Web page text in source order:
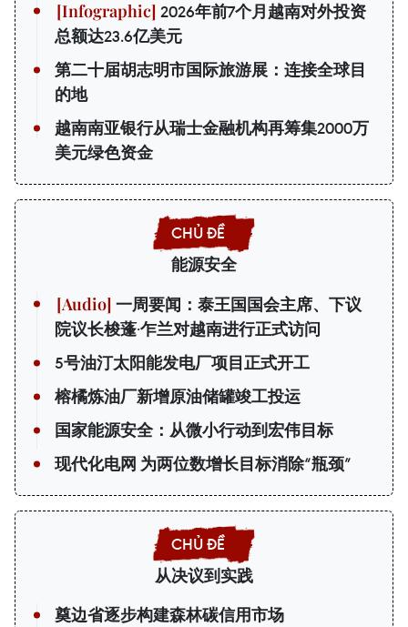
2026年前7个月越南对外投资
总额达23.6亿美元
第二十届胡志明市国际旅游展：连接全球目
的地
越南南亚银行从瑞士金融机构再筹集2000万
美元绿色资金
能源安全
一周要闻：泰王国国会主席、下议
院议长梭蓬·乍兰对越南进行正式访问
5号油汀太阳能发电厂项目正式开工
榕橘炼油厂新增原油储罐竣工投运
国家能源安全：从微小行动到宏伟目标
现代化电网 为两位数增长目标消除“瓶颈”
从决议到实践
奠边省逐步构建森林碳信用市场